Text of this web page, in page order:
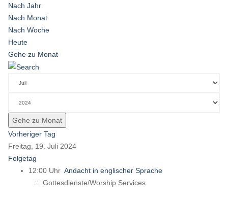
Nach Jahr
Nach Monat
Nach Woche
Heute
Gehe zu Monat
Gehe zu Monat
Vorheriger Tag
Freitag, 19. Juli 2024
Folgetag
12:00 Uhr Andacht in englischer Sprache
:: Gottesdienste/Worship Services